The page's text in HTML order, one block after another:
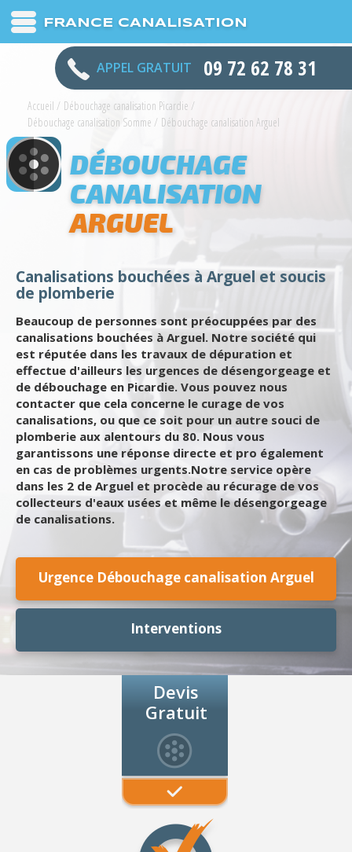
FRANCE CANALISATION
APPEL GRATUIT 09 72 62 78 31
Accueil / Débouchage canalisation Picardie /
Débouchage canalisation Somme / Débouchage canalisation Arguel
DÉBOUCHAGE
CANALISATION
ARGUEL
Canalisations bouchées à Arguel et soucis
de plomberie
Beaucoup de personnes sont préocuppées par des
canalisations bouchées à Arguel. Notre société qui
est réputée dans les travaux de dépuration et
effectue d'ailleurs les urgences de désengorgeage et
de débouchage en Picardie. Vous pouvez nous
contacter que cela concerne le curage de vos
canalisations, ou que ce soit pour un autre souci de
plomberie aux alentours du 80. Nous vous
garantissons une réponse directe et pro également
en cas de problèmes urgents.Notre service opère
dans les 2 de Arguel et procède au récurage de vos
collecteurs d'eaux usées et même le désengorgeage
de canalisations.
Urgence Débouchage canalisation Arguel
Interventions
Devis
Gratuit